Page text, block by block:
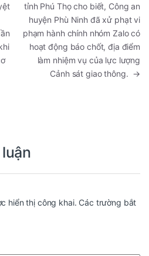
tỉnh Phú Thọ cho biết, Công an
huyện Phù Ninh đã xử phạt vi
phạm hành chính nhóm Zalo có
hoạt động báo chốt, địa điểm
làm nhiệm vụ của lực lượng
Cảnh sát giao thông. →
hiển thị công khai. Các trường bắt